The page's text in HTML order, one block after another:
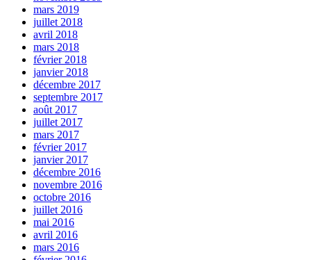
mars 2019
juillet 2018
avril 2018
mars 2018
février 2018
janvier 2018
décembre 2017
septembre 2017
août 2017
juillet 2017
mars 2017
février 2017
janvier 2017
décembre 2016
novembre 2016
octobre 2016
juillet 2016
mai 2016
avril 2016
mars 2016